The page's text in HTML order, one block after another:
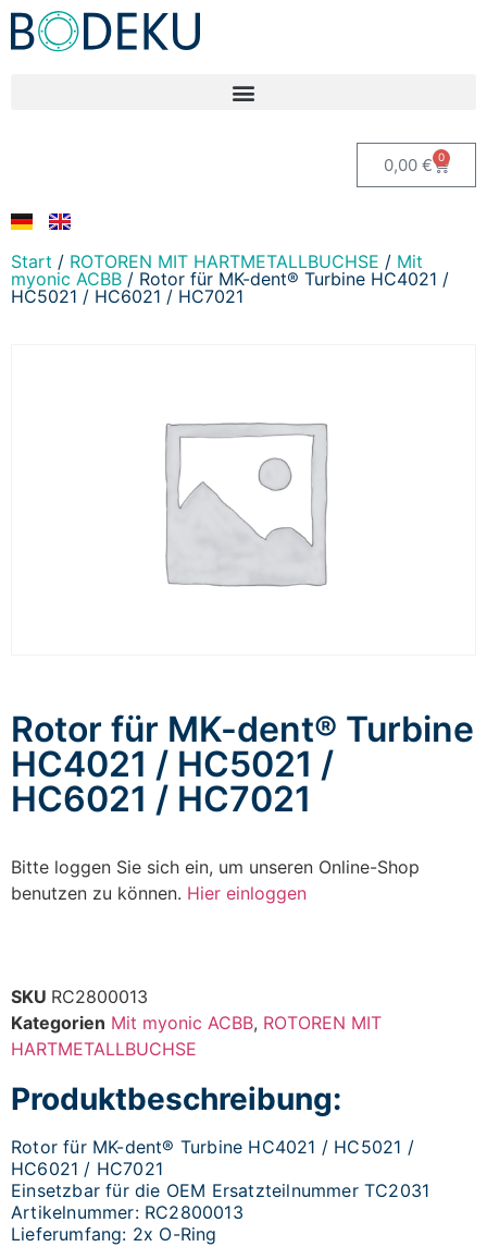
0,00 € 0
Start / ROTOREN MIT HARTMETALLBUCHSE / Mit
myonic ACBB / Rotor für MK-dent® Turbine HC4021 /
HC5021 / HC6021 / HC7021
Rotor für MK-dent® Turbine
HC4021 / HC5021 /
HC6021 / HC7021
Bitte loggen Sie sich ein, um unseren Online-Shop
benutzen zu können. Hier einloggen
SKU RC2800013
Kategorien Mit myonic ACBB, ROTOREN MIT
HARTMETALLBUCHSE
Produktbeschreibung:
Rotor für MK-dent® Turbine HC4021 / HC5021 /
HC6021 / HC7021
Einsetzbar für die OEM Ersatzteilnummer TC2031
Artikelnummer: RC2800013
Lieferumfang: 2x O-Ring